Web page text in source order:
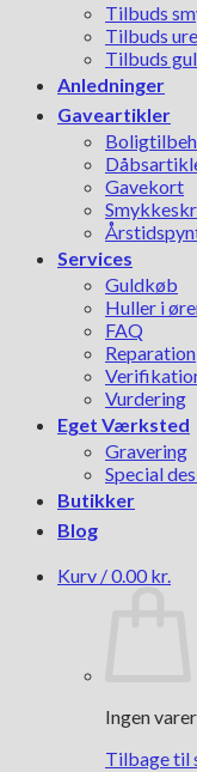
Tilbuds
Tilbuds ure
Tilbuds
Anledninger
Gaveartikler
Gavekort
Services
Guldkøb
Huller i
FAQ
Reparation
Vurdering
Eget Værksted
Gravering
Special
Butikker
Blog
Kurv /0.00 kr.
Ingen
Tilbage til